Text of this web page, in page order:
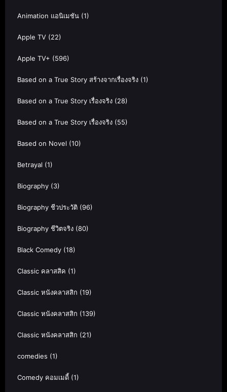
Animation แอนิเมชัน (1)
Apple TV (22)
Apple TV+ (596)
Based on a True Story สร้างจากเรื่องจริง (1)
Based on a True Story เรื่องจริง (28)
Based on a True Story เรื่องจริง (55)
Based on Novel (10)
Betrayal (1)
Biography (3)
Biography ชีวประวัติ (96)
Biography ชีวิตจริง (80)
Black Comedy (18)
Classic คลาสสิค (1)
Classic หนังคลาสสิก (19)
Classic หนังคลาสสิก (139)
Classic หนังคลาสสิก (21)
comedies (1)
Comedy คอมเมดี้ (1)